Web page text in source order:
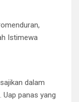
Istimewa
dalam
panas yang